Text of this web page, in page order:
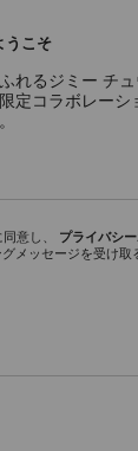
うこそ
れるジミー チ
定コラボレーシ
意し、 プライバシ
メッセージを受け取